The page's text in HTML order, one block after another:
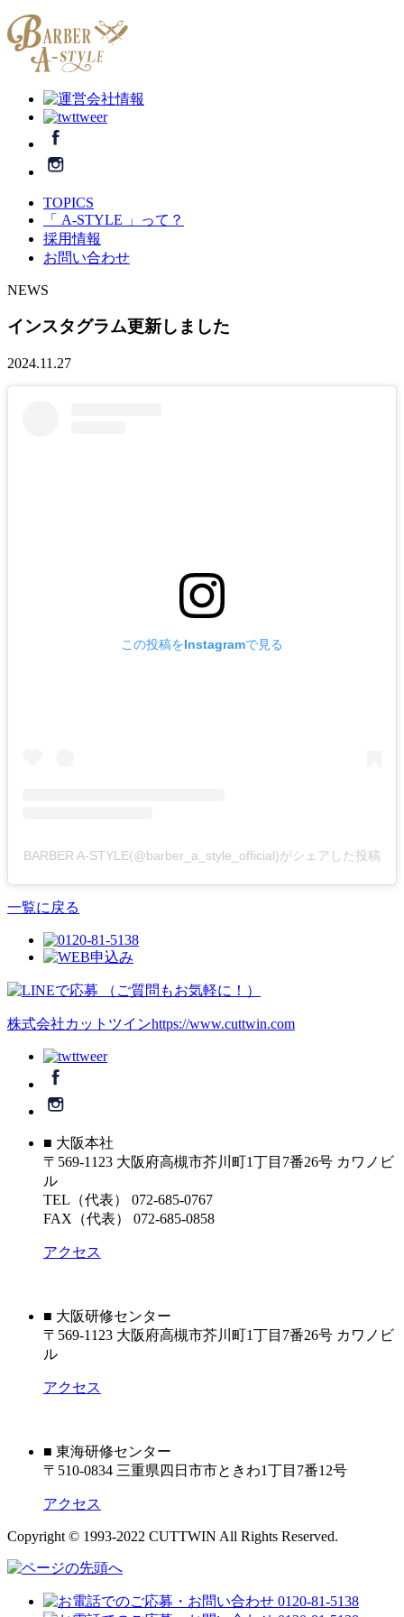
TOPICS
「 A-STYLE 」って？
採用情報
お問い合わせ
NEWS
インスタグラム更新しました
2024.11.27
この投稿をInstagramで見る
BARBER A-STYLE(@barber_a_style_official)がシェアした投稿
一覧に戻る
株式会社カットツインhttps://www.cuttwin.com
■ 大阪本社
〒569-1123 大阪府高槻市芥川町1丁目7番26号 カワノビ
ル
TEL（代表） 072-685-0767
FAX（代表） 072-685-0858
アクセス
■ 大阪研修センター
〒569-1123 大阪府高槻市芥川町1丁目7番26号 カワノビ
ル
アクセス
■ 東海研修センター
〒510-0834 三重県四日市市ときわ1丁目7番12号
アクセス
Copyright © 1993-2022 CUTTWIN All Rights Reserved.